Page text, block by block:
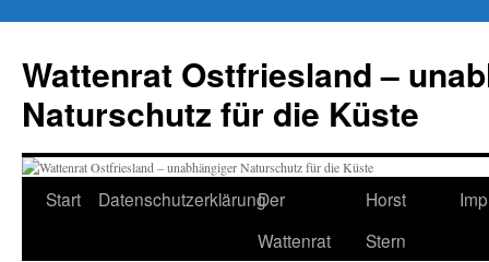
springen
Wattenrat Ostfriesland –
Naturschutz für die Küste
Start DatenschutzerklärungDer
Wattenrat
Horst
Stern